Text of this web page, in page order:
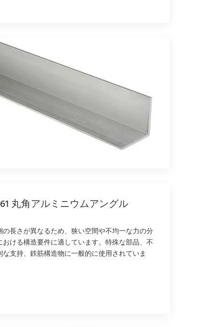
丸角アルミニウムアングル
の長さが異なるため、狭い空間や不均一な力の分
おける構造要件に適しています。特殊な部品、不
な支持、鉄筋構造物に一般的に使用されていま